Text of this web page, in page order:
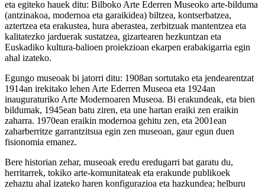
eta egiteko hauek ditu: Bilboko Arte Ederren Museoko arte-bilduma
(antzinakoa, modernoa eta garaikidea) biltzea, kontserbatzea,
aztertzea eta erakustea, hura aberastea, zerbitzuak mantentzea eta
kalitatezko jarduerak sustatzea, gizartearen hezkuntzan eta
Euskadiko kultura-balioen proiekzioan ekarpen erabakigarria egin
ahal izateko.
Egungo museoak bi jatorri ditu: 1908an sortutako eta jendearentzat
1914an irekitako lehen Arte Ederren Museoa eta 1924an
inauguraturiko Arte Modernoaren Museoa. Bi erakundeak, eta bien
bildumak, 1945ean batu ziren, eta une hartan eraiki zen eraikin
zaharra. 1970ean eraikin modernoa gehitu zen, eta 2001ean
zaharberritze garrantzitsua egin zen museoan, gaur egun duen
fisionomia emanez.
Bere historian zehar, museoak eredu eredugarri bat garatu du,
herritarrek, tokiko arte-komunitateak eta erakunde publikoek
zehaztu ahal izateko haren konfigurazioa eta hazkundea; helburu